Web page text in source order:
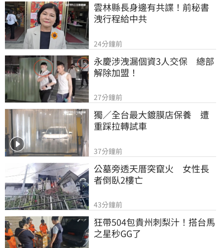
雲林縣長身邊有共諜！前秘書
洩行程給中共
24分鐘前
永慶涉洩漏個資3人交保　總部
解除加盟！
27分鐘前
獨／全台最大鍍膜店保養　遭
重踩拉轉試車
37分鐘前
公墓旁透天厝突竄火　女性長
者倒臥2樓亡
43分鐘前
狂帶504包貴州刺梨汁！搭台馬
之星秒GG了